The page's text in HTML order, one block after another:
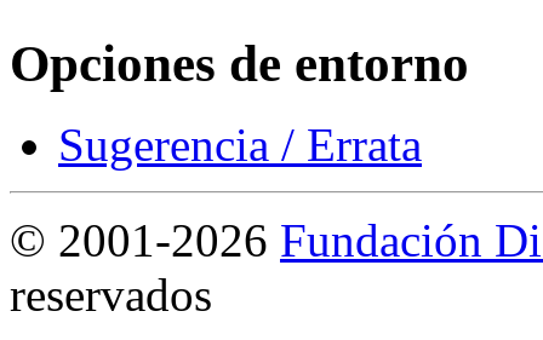
Opciones de entorno
Sugerencia / Errata
© 2001-2026 Fundación
reservados